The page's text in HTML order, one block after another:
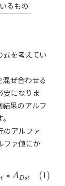
るもの
式を考えてい
ぜ合わせる
要になりま
果のアルフ
のアルファ
ファ値にか
t ∗ ADst (1)
∗ A Dst